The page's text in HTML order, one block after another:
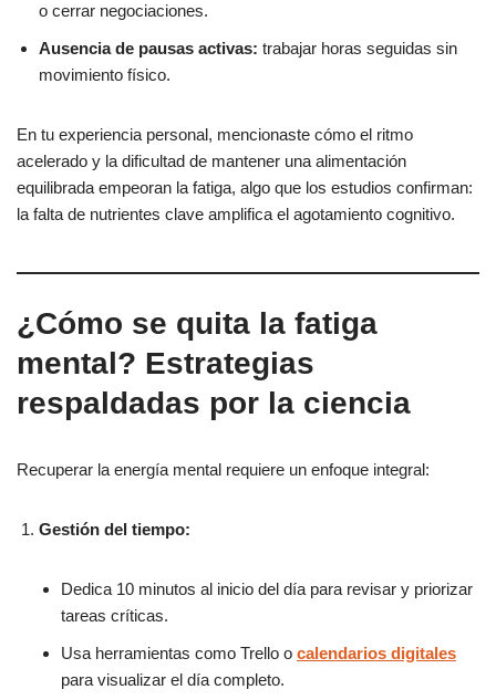
o cerrar negociaciones.
Ausencia de pausas activas: trabajar horas seguidas sin
movimiento físico.
En tu experiencia personal, mencionaste cómo el ritmo
acelerado y la dificultad de mantener una alimentación
equilibrada empeoran la fatiga, algo que los estudios confirman:
la falta de nutrientes clave amplifica el agotamiento cognitivo.
¿Cómo se quita la fatiga
mental? Estrategias
respaldadas por la ciencia
Recuperar la energía mental requiere un enfoque integral:
Gestión del tiempo:
Dedica 10 minutos al inicio del día para revisar y priorizar
tareas críticas.
Usa herramientas como Trello o calendarios digitales
para visualizar el día completo.